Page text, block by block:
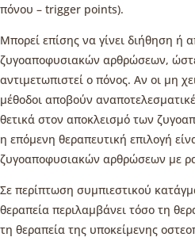
πόνου – trigger points).
Μπορεί επίσης να γίνει διήθηση ή
ζυγοαποφυσιακών αρθρώσεων,
αντιμετωπιστεί ο πόνος. Αν οι μη
μέθοδοι αποβούν
θετικά στον αποκλεισμό των
η επόμενη θεραπευτική επιλογή
ζυγοαποφυσιακών αρθρώσεων με
Σε περίπτωση συμπιεστικού
θεραπεία περιλαμβάνει τόσο τη
τη θεραπεία της υποκείμενης